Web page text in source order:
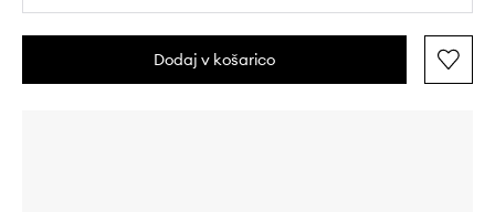
Dodaj v košarico